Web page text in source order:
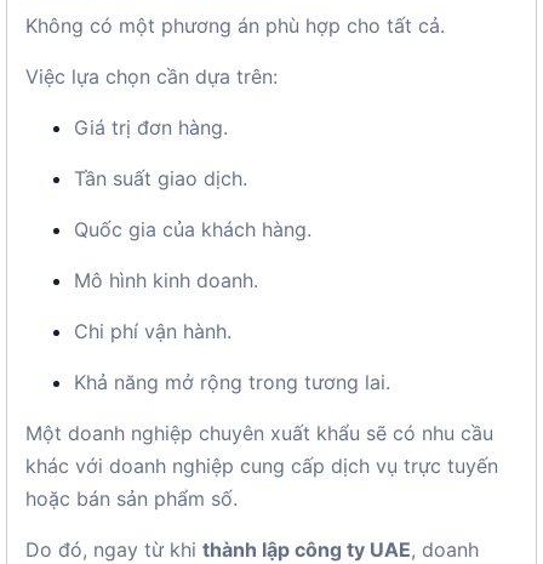
Không có một phương án phù hợp cho tất cả.
Việc lựa chọn cần dựa trên:
Giá trị đơn hàng.
Tần suất giao dịch.
Quốc gia của khách hàng.
Mô hình kinh doanh.
Chi phí vận hành.
Khả năng mở rộng trong tương lai.
Một doanh nghiệp chuyên xuất khẩu sẽ có nhu cầu
khác với doanh nghiệp cung cấp dịch vụ trực tuyến
hoặc bán sản phẩm số.
Do đó, ngay từ khi thành lập công ty UAE, doanh